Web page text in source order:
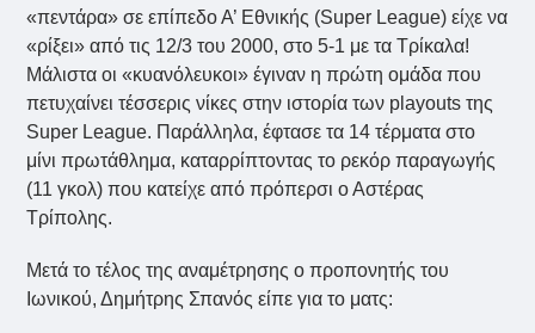
«πεντάρα» σε επίπεδο Α’ Εθνικής (Super League) είχε να
«ρίξει» από τις 12/3 του 2000, στο 5-1 με τα Τρίκαλα!
Μάλιστα οι «κυανόλευκοι» έγιναν η πρώτη ομάδα που
πετυχαίνει τέσσερις νίκες στην ιστορία των playouts της
Super League. Παράλληλα, έφτασε τα 14 τέρματα στο
μίνι πρωτάθλημα, καταρρίπτοντας το ρεκόρ παραγωγής
(11 γκολ) που κατείχε από πρόπερσι ο Αστέρας
Τρίπολης.
Μετά το τέλος της αναμέτρησης ο προπονητής του
Ιωνικού, Δημήτρης Σπανός είπε για το ματς: